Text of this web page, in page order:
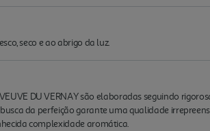
seco e ao abrigo da luz.
DU VERNAY são elaboradas seguindo
da perfeição garante uma qualidade
complexidade aromática.